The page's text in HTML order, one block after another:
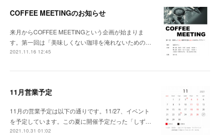
COFFEE MEETINGのお知らせ
来月からCOFFEE MEETINGという企画が始まりま
す。第一回は「美味しくない珈琲を淹れないための…
2021.11.16 12:45
11月営業予定
11月の営業予定は以下の通りです。11/27、イベント
を予定しています。この夏に開催予定だった「しず…
2021.10.31 01:02